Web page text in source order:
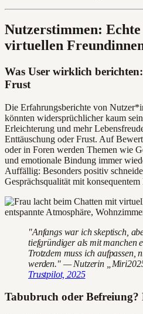
Nutzerstimmen:
virtuellen
Was User wirklich
Frust
Die Erfahrungsberichte von
könnten widersprüchlicher kaum
Erleichterung und mehr
Enttäuschung oder Frust. Auf
oder in Foren werden Themen wie
und emotionale Bindung immer
Auffällig: Besonders positiv
Gesprächsqualität mit
"Anfangs war ich skeptisch,
tiefgründiger als mit manchen
Trotzdem muss ich aufpassen,
werden." — Nutzerin
Trustpilot, 2025
Tabubruch oder Befreiung?